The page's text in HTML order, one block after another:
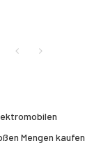
Mengen kaufen